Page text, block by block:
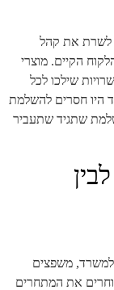
לשרת את קהל
הקיים. מוצרי
שילכו לכל
היו חסרים להשלמת
שתגיד שתעביר
משפצים
את המתחרים